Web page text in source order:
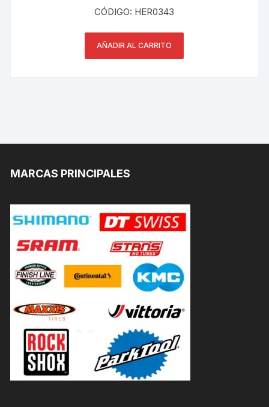
CÓDIGO: HER0343
AÑADIR AL CARRITO
MARCAS PRINCIPALES